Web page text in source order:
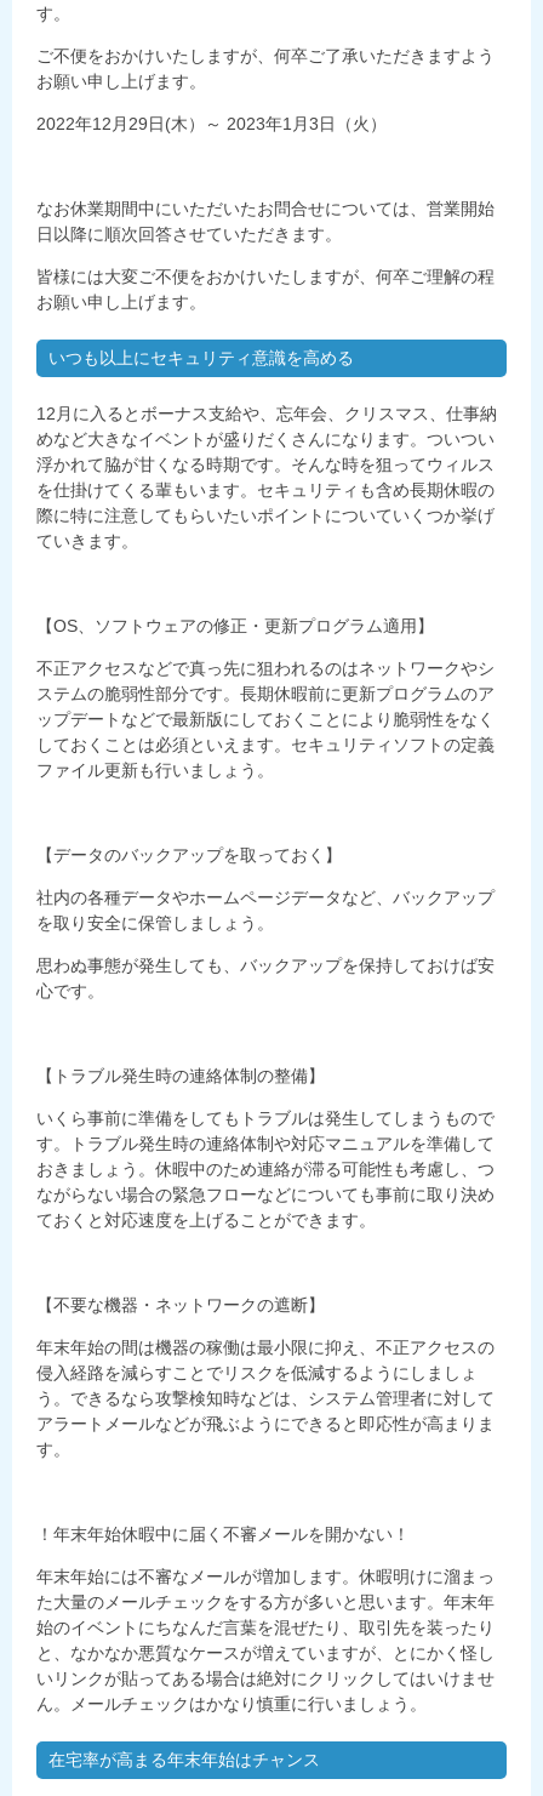
す。
ご不便をおかけいたしますが、何卒ご了承いただきますよう
お願い申し上げます。
2022年12月29日(木）～ 2023年1月3日（火）
なお休業期間中にいただいたお問合せについては、営業開始
日以降に順次回答させていただきます。
皆様には大変ご不便をおかけいたしますが、何卒ご理解の程
お願い申し上げます。
いつも以上にセキュリティ意識を高める
12月に入るとボーナス支給や、忘年会、クリスマス、仕事納
めなど大きなイベントが盛りだくさんになります。ついつい
浮かれて脇が甘くなる時期です。そんな時を狙ってウィルス
を仕掛けてくる輩もいます。セキュリティも含め長期休暇の
際に特に注意してもらいたいポイントについていくつか挙げ
ていきます。
【OS、ソフトウェアの修正・更新プログラム適用】
不正アクセスなどで真っ先に狙われるのはネットワークやシ
ステムの脆弱性部分です。長期休暇前に更新プログラムのア
ップデートなどで最新版にしておくことにより脆弱性をなく
しておくことは必須といえます。セキュリティソフトの定義
ファイル更新も行いましょう。
【データのバックアップを取っておく】
社内の各種データやホームページデータなど、バックアップ
を取り安全に保管しましょう。
思わぬ事態が発生しても、バックアップを保持しておけば安
心です。
【トラブル発生時の連絡体制の整備】
いくら事前に準備をしてもトラブルは発生してしまうもので
す。トラブル発生時の連絡体制や対応マニュアルを準備して
おきましょう。休暇中のため連絡が滞る可能性も考慮し、つ
ながらない場合の緊急フローなどについても事前に取り決め
ておくと対応速度を上げることができます。
【不要な機器・ネットワークの遮断】
年末年始の間は機器の稼働は最小限に抑え、不正アクセスの
侵入経路を減らすことでリスクを低減するようにしましょ
う。できるなら攻撃検知時などは、システム管理者に対して
アラートメールなどが飛ぶようにできると即応性が高まりま
す。
！年末年始休暇中に届く不審メールを開かない！
年末年始には不審なメールが増加します。休暇明けに溜まっ
た大量のメールチェックをする方が多いと思います。年末年
始のイベントにちなんだ言葉を混ぜたり、取引先を装ったり
と、なかなか悪質なケースが増えていますが、とにかく怪し
いリンクが貼ってある場合は絶対にクリックしてはいけませ
ん。メールチェックはかなり慎重に行いましょう。
在宅率が高まる年末年始はチャンス